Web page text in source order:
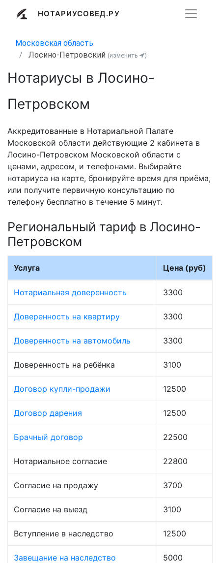
НОТАРИУСОВЕД.РУ
Московская область
Лосино-Петровский (изменить )
Нотариусы в Лосино-
Петровском
Аккредитованные в Нотариальной Палате
Московской области действующие 2 кабинета в
Лосино-Петровском Московской области с
ценами, адресом, и телефонами. Выбирайте
нотариуса на карте, бронируйте время для приёма,
или получите первичную консультацию по
телефону бесплатно в течение 5 минут.
Региональный тариф в Лосино-
Петровском
Услуга Цена (руб)
Нотариальная доверенность 3300
Доверенность на квартиру 3300
Доверенность на автомобиль 3300
Доверенность на ребёнка 3100
Договор купли-продажи 12500
Договор дарения 12500
Брачный договор 22500
Нотариальное согласие 22800
Согласие на продажу 3700
Согласие на выезд 3100
Вступление в наследство 12500
Завещание на наследство 5000